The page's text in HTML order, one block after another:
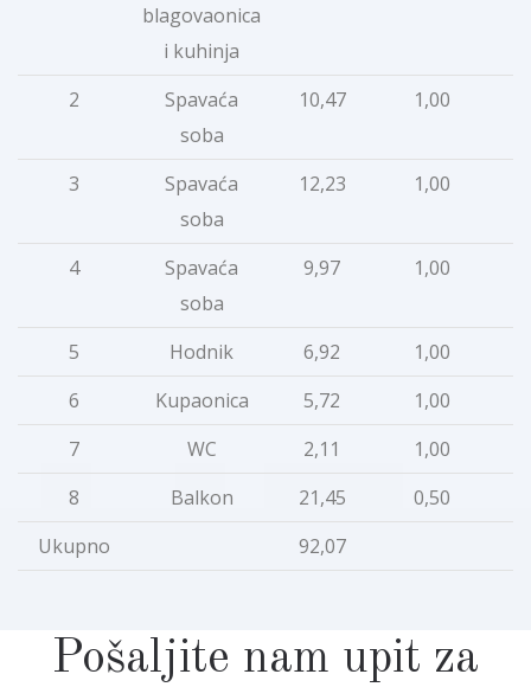
blagovaonica
i kuhinja
2
Spavaća
soba
10,47 1,00
3
Spavaća
soba
12,23 1,00
4
Spavaća
soba
9,97 1,00
5 Hodnik 6,92 1,00
6
Kupaonica 5,72 1,00
7
WC 2,11 1,00
8
Balkon 21,45 0,50
Ukupno
92,07
Pošaljite nam upit za